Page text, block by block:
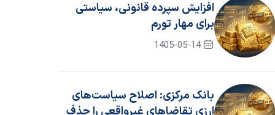
افزایش سپرده قانونی، سیاستی
برای مهار تورم
1405-05-14
بانک مرکزی: اصلاح سیاست‌های
ارزی تقاضاهای غیرواقعی را حذف